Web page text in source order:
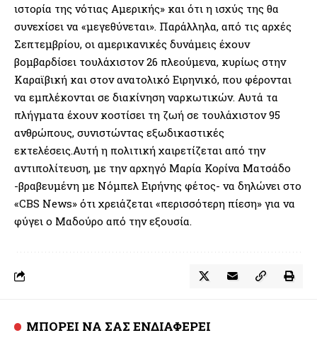
ιστορία της νότιας Αμερικής» και ότι η ισχύς της θα
συνεχίσει να «μεγεθύνεται». Παράλληλα, από τις αρχές
Σεπτεμβρίου, οι αμερικανικές δυνάμεις έχουν
βομβαρδίσει τουλάχιστον 26 πλεούμενα, κυρίως στην
Καραϊβική και στον ανατολικό Ειρηνικό, που φέρονται
να εμπλέκονται σε διακίνηση ναρκωτικών. Αυτά τα
πλήγματα έχουν κοστίσει τη ζωή σε τουλάχιστον 95
ανθρώπους, συνιστώντας εξωδικαστικές
εκτελέσεις.Αυτή η πολιτική χαιρετίζεται από την
αντιπολίτευση, με την αρχηγό Μαρία Κορίνα Ματσάδο
-βραβευμένη με Νόμπελ Ειρήνης φέτος- να δηλώνει στο
«CBS News» ότι χρειάζεται «περισσότερη πίεση» για να
φύγει ο Μαδούρο από την εξουσία.
ΜΠΟΡΕΙ ΝΑ ΣΑΣ ΕΝΔΙΑΦΕΡΕΙ